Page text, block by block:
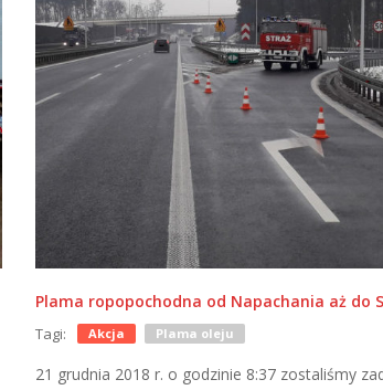
Plama ropopochodna od Napachania aż do
Tagi: Akcja Plama oleju
21 grudnia 2018 r. o godzinie 8:37 zostaliśmy